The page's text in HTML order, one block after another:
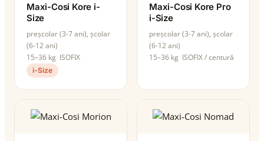
Maxi-Cosi Kore i-
Size
preșcolar (3-7 ani), școlar
(6-12 ani)
15–36 kg ISOFIX
i-Size
Maxi-Cosi Kore Pro
i-Size
preșcolar (3-7 ani), școlar
(6-12 ani)
15–36 kg ISOFIX / centură